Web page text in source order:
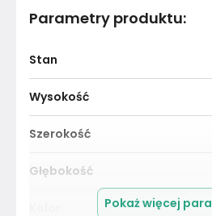
Parametry produktu:
Stan
Wysokość
Szerokość
Głębokość
Pokaż więcej